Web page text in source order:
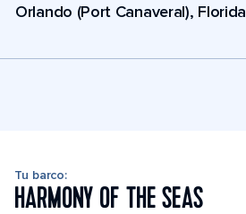
Orlando (Port Canaveral), Florida
Tu barco:
HARMONY OF THE SEAS